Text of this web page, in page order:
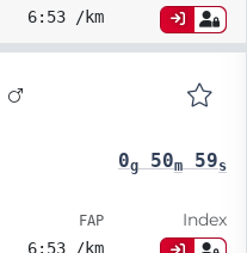
6:53 /km
0g50m59s
FAP
6:53 /km
Index